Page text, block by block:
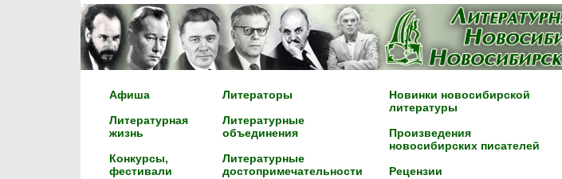
Афиша
Литературная
жизнь
Конкурсы,
фестивали
Литераторы
Литературные
объединения
Литературные
достопримечательности
Новинки новосибирской
литературы
Произведения
новосибирских писателей
Рецензии